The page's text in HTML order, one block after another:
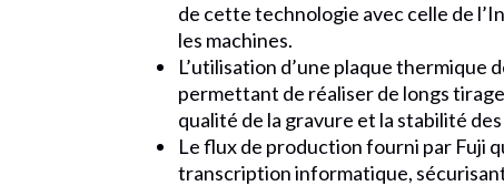
de cette technologie avec celle de
les machines.
L’utilisation d’une plaque thermique
permettant de réaliser de longs
qualité de la gravure et la stabilité
Le flux de production fourni par Fuji
transcription informatique, sécurisant